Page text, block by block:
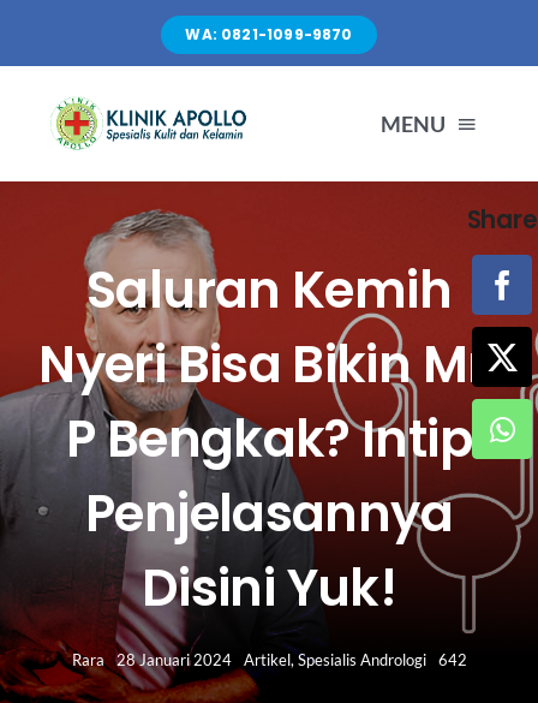
content
WA: 0821-1099-9870
MENU
TENTANG KAMI
LAYANAN
FASILITAS
ARTIKEL
HUBUNGI KAMI
Search
for:
Saluran Kemih
Nyeri Bisa Bikin Mr.
P Bengkak? Intip
Penjelasannya
Disini Yuk!
Rara 28 Januari 2024 Artikel,Spesialis Andrologi 642
Share